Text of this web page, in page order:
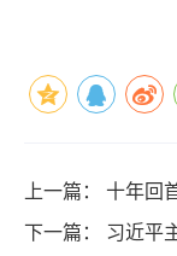
上一篇： 十年回
下一篇： 习近平